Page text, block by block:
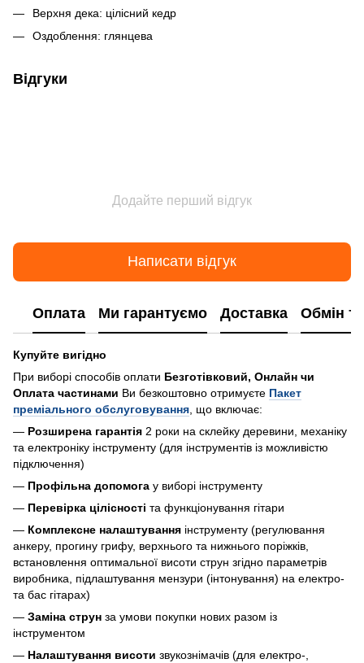
Верхня дека: цілісний кедр
Оздоблення: глянцева
Відгуки
Додайте перший відгук
Написати відгук
Оплата Ми гарантуємо Доставка Обмін
Купуйте вигідно
При виборі способів оплати Безготівковий, Онлайн чи
Оплата частинами Ви безкоштовно отримуєте Пакет
преміального обслуговування , що включає:
— Розширена гарантія 2 роки на склейку деревини, механіку
та електроніку інструменту (для інструментів із можливістю
підключення)
— Профільна допомога у виборі інструменту
— Перевірка цілісності та функціонування гітари
— Комплексне налаштування інструменту (регулювання
анкеру, прогину грифу, верхнього та нижнього поріжків,
встановлення оптимальної висоти струн згідно параметрів
виробника, підлаштування мензури (інтонування) на електро-
та бас гітарах)
— Заміна струн за умови покупки нових разом із
інструментом
— Налаштування висоти звукознімачів (для електро-,